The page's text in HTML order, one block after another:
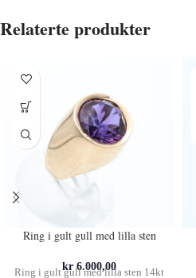
Relaterte produkter
Ring i gult gull med lilla sten
kr6.000,00
Ring i gult gull med lilla sten 14kt